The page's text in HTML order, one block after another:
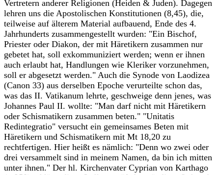
Vertretern anderer Religionen (Heiden & Juden). Dagegen
lehren uns die Apostolischen Konstitutionen (8,45), die,
teilweise auf älterem Material aufbauend, Ende des 4.
Jahrhunderts zusammengestellt wurden: "Ein Bischof,
Priester oder Diakon, der mit Häretikern zusammen nur
gebetet hat, soll exkommuniziert werden; wenn er ihnen
auch erlaubt hat, Handlungen wie Kleriker vorzunehmen,
soll er abgesetzt werden." Auch die Synode von Laodizea
(Canon 33) aus derselben Epoche verurteilte schon das,
was das II. Vatikanum lehrte, geschweige denn jenes, was
Johannes Paul II. wollte: "Man darf nicht mit Häretikern
oder Schismatikern zusammen beten." "Unitatis
Redintegratio" versucht ein gemeinsames Beten mit
Häretikern und Schismatikern mit Mt 18,20 zu
rechtfertigen. Hier heißt es nämlich: "Denn wo zwei oder
drei versammelt sind in meinem Namen, da bin ich mitten
unter ihnen." Der hl. Kirchenvater Cyprian von Karthago